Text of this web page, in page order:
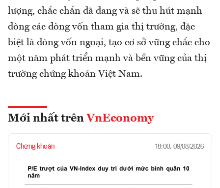
lượng, chắc chắn đã đang và sẽ thu hút mạnh
dòng các dòng vốn tham gia thị trường, đặc
biệt là dòng vốn ngoại, tạo cơ sở vững chắc cho
một năm phát triển mạnh và bền vững của thị
trường chứng khoán Việt Nam.
Mới nhất trên VnEconomy
Chứng khoán 18:00, 09/08/2026